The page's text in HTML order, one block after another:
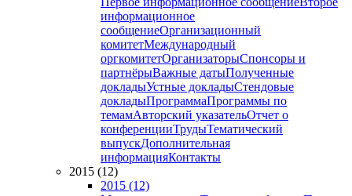
информационное
сообщениеОрганизационный
комитетМеждународный
оргкомитетОрганизаторыСпонсоры и
партнёрыВажные датыПолученные
докладыУстные докладыСтендовые
докладыПрограммаПрограммы по
темамАвторский указательОтчет о
конференцииТрудыТематический
выпускДополнительная
информацияКонтакты
2015 (12)
2015 (12)